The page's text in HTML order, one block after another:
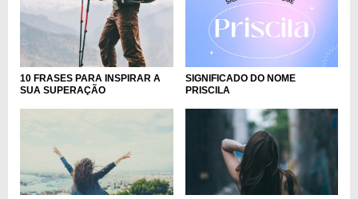
10 FRASES PARA INSPIRAR A
SUA SUPERAÇÃO
SIGNIFICADO DO NOME
PRISCILA